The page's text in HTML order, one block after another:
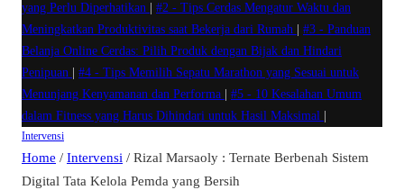
yang Perlu Diperhatikan
#2 - Tips Cerdas Mengatur Waktu dan
Meningkatkan Produktivitas saat Bekerja dari Rumah
#3 - Panduan
Belanja Online Cerdas: Pilih Produk dengan Bijak dan Hindari
Penipuan
#4 - Tips Memilih Sepatu Marathon yang Sesuai untuk
Menunjang Kenyamanan dan Performa
#5 - 10 Kesalahan Umum
dalam Fitness yang Harus Dihindari untuk Hasil Maksimal
Intervensi
Home / Intervensi / Rizal Marsaoly : Ternate Berbenah Sistem
Digital Tata Kelola Pemda yang Bersih